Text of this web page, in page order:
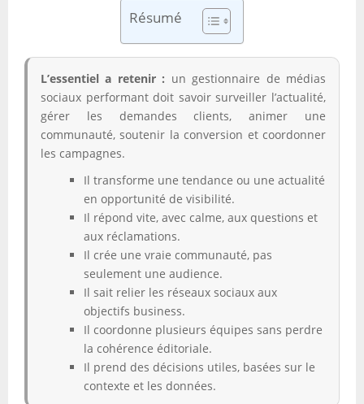
Résumé
L’essentiel a retenir : un gestionnaire de médias
sociaux performant doit savoir surveiller l’actualité,
gérer les demandes clients, animer une
communauté, soutenir la conversion et coordonner
les campagnes.
Il transforme une tendance ou une actualité
en opportunité de visibilité.
Il répond vite, avec calme, aux questions et
aux réclamations.
Il crée une vraie communauté, pas
seulement une audience.
Il sait relier les réseaux sociaux aux
objectifs business.
Il coordonne plusieurs équipes sans perdre
la cohérence éditoriale.
Il prend des décisions utiles, basées sur le
contexte et les données.